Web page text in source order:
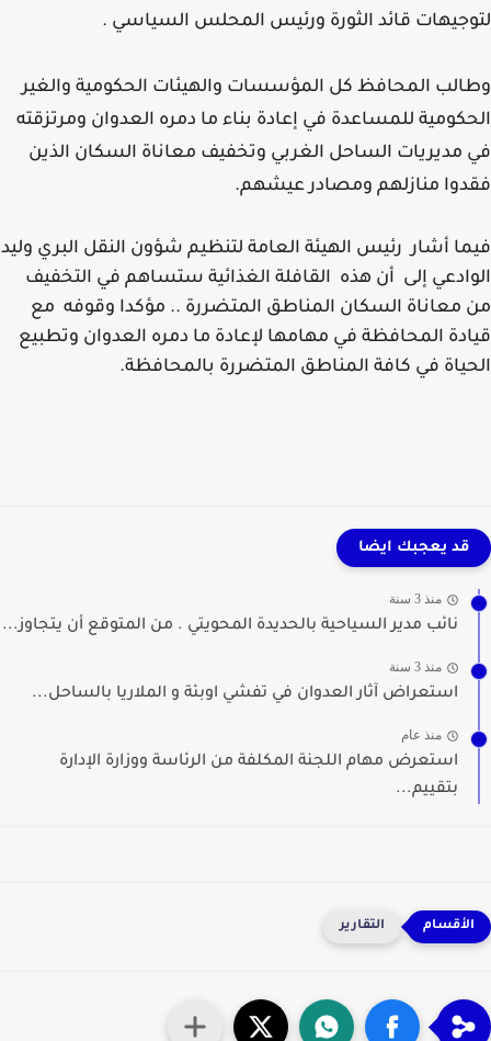
قائد الثورة ورئيس المحلس السياسي .
المحافظ كل المؤسسات والهيئات الحكومية والغير
للمساعدة في إعادة بناء ما دمره العدوان ومرتزقته
مديريات الساحل الغربي وتخفيف معاناة السكان الذين
منازلهم ومصادر عيشهم.
أشار رئيس الهيئة العامة لتنظيم شؤون النقل البري وليد
إلى أن هذه القافلة الغذائية ستساهم في التخفيف
معاناة السكان المناطق المتضررة .. مؤكدا وقوفه مع
المحافظة في مهامها لإعادة ما دمره العدوان وتطبيع
في كافة المناطق المتضررة بالمحافظة.
قد يعجبك ايضا
منذ 3 سنة
نائب مدير السياحية بالحديدة المحويتي . من المتوقع أن يتجاوز...
منذ 3 سنة
استعراض آثار العدوان في تفشي اوبئة و الملاريا بالساحل...
منذ عام
استعرض مهام اللجنة المكلفة من الرئاسة ووزارة الإدارة
بتقييم...
التقارير